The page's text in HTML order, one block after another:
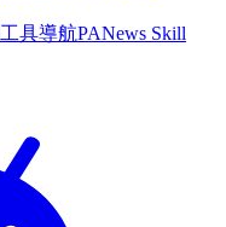
工具導航PANews Skill